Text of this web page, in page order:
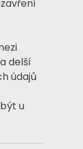
delší
údajů
u